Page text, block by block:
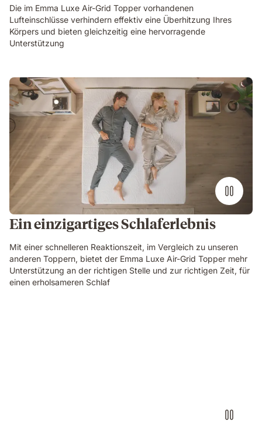
Die im Emma Luxe Air-Grid Topper vorhandenen
Lufteinschlüsse verhindern effektiv eine Überhitzung Ihres
Körpers und bieten gleichzeitig eine hervorragende
Unterstützung
Ein einzigartiges Schlaferlebnis
Mit einer schnelleren Reaktionszeit, im Vergleich zu unseren
anderen Toppern, bietet der Emma Luxe Air-Grid Topper mehr
Unterstützung an der richtigen Stelle und zur richtigen Zeit, für
einen erholsameren Schlaf